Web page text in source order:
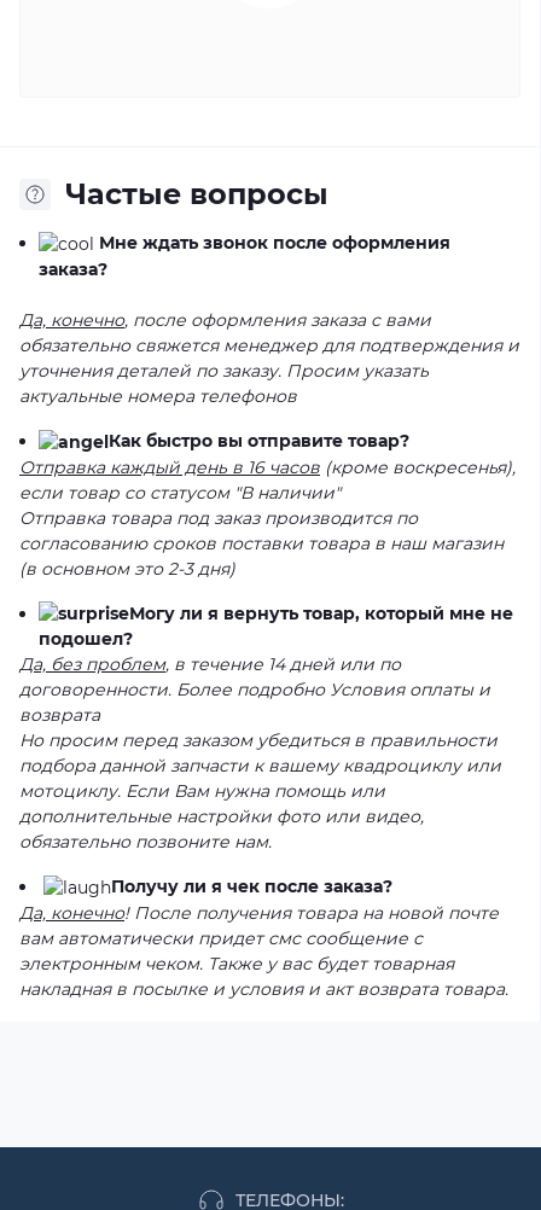
Частые вопросы
Мне ждать звонок после оформления
заказа?
Да, конечно, после оформления заказа с вами
обязательно свяжется менеджер для подтверждения и
уточнения деталей по заказу. Просим указать
актуальные номера телефонов
Как быстро вы отправите товар?
Отправка каждый день в 16 часов (кроме воскресенья),
если товар со статусом "В наличии"
Отправка товара под заказ производится по
согласованию сроков поставки товара в наш магазин
(в основном это 2-3 дня)
Могу ли я вернуть товар, который мне не
подошел?
Да, без проблем, в течение 14 дней или по
договоренности. Более подробно Условия оплаты и
возврата
Но просим перед заказом убедиться в правильности
подбора данной запчасти к вашему квадроциклу или
мотоциклу. Если Вам нужна помощь или
дополнительные настройки фото или видео,
обязательно позвоните нам.
Получу ли я чек после заказа?
Да, конечно! После получения товара на новой почте
вам автоматически придет смс сообщение с
электронным чеком. Также у вас будет товарная
накладная в посылке и условия и акт возврата товара.
ТЕЛЕФОНЫ: